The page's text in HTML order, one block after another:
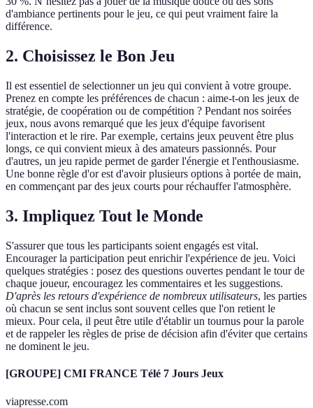
d'ambiance pertinents pour le jeu, ce qui peut vraiment faire la
différence.
2. Choisissez le Bon Jeu
Il est essentiel de selectionner un jeu qui convient à votre groupe.
Prenez en compte les préférences de chacun : aime-t-on les jeux de
stratégie, de coopération ou de compétition ? Pendant nos soirées
jeux, nous avons remarqué que les jeux d'équipe favorisent
l'interaction et le rire. Par exemple, certains jeux peuvent être plus
longs, ce qui convient mieux à des amateurs passionnés. Pour
d'autres, un jeu rapide permet de garder l'énergie et l'enthousiasme.
Une bonne règle d'or est d'avoir plusieurs options à portée de main,
en commençant par des jeux courts pour réchauffer l'atmosphère.
3. Impliquez Tout le Monde
S'assurer que tous les participants soient engagés est vital.
Encourager la participation peut enrichir l'expérience de jeu. Voici
quelques stratégies : posez des questions ouvertes pendant le tour de
chaque joueur, encouragez les commentaires et les suggestions.
D'après les retours d'expérience de nombreux utilisateurs, les parties
où chacun se sent inclus sont souvent celles que l'on retient le
mieux. Pour cela, il peut être utile d'établir un tournus pour la parole
et de rappeler les règles de prise de décision afin d'éviter que certains
ne dominent le jeu.
[GROUPE] CMI FRANCE Télé 7 Jours Jeux
viapresse.com